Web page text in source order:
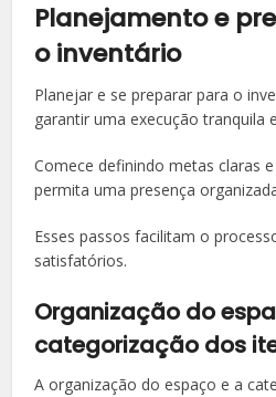
Planejamento e
o inventário
Planejar e se preparar para o
garantir uma execução tranquila
Comece definindo metas claras
permita uma presença
Esses passos facilitam o
satisfatórios.
Organização do
categorização dos
A organização do espaço e a